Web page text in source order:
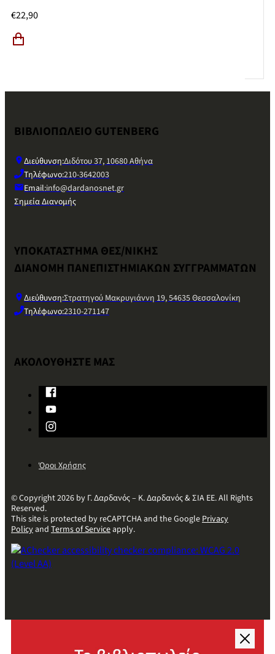
€22,90
ΒΙΒΛΙΟΠΩΛΕΙΟ GUTENBERG
Διεύθυνση:Διδότου 37, 10680 Αθήνα
Τηλέφωνο:210-3642003
Email:info@dardanosnet.gr
Σημεία Διανομής
ΥΠΟΚΑΤΑΣΤΗΜΑ ΘΕΣ/ΝΙΚΗΣ
ΔΙΑΝΟΜΗ ΠΑΝΕΠΙΣΤΗΜΙΑΚΩΝ ΣΥΓΓΡΑΜΜΑΤΩΝ
Διεύθυνση:Στρατηγού Μακρυγιάννη 19, 54635 Θεσσαλονίκη
Τηλέφωνο:2310-271147
ΑΚΟΛΟΥΘΗΣΤΕ ΜΑΣ
Όροι Χρήσης
© Copyright 2026 by Γ. Δαρδανός – Κ. Δαρδανός & ΣΙΑ ΕΕ. All Rights
Reserved.
This site is protected by reCAPTCHA and the GooglePrivacy
Policyand Terms of Serviceapply.